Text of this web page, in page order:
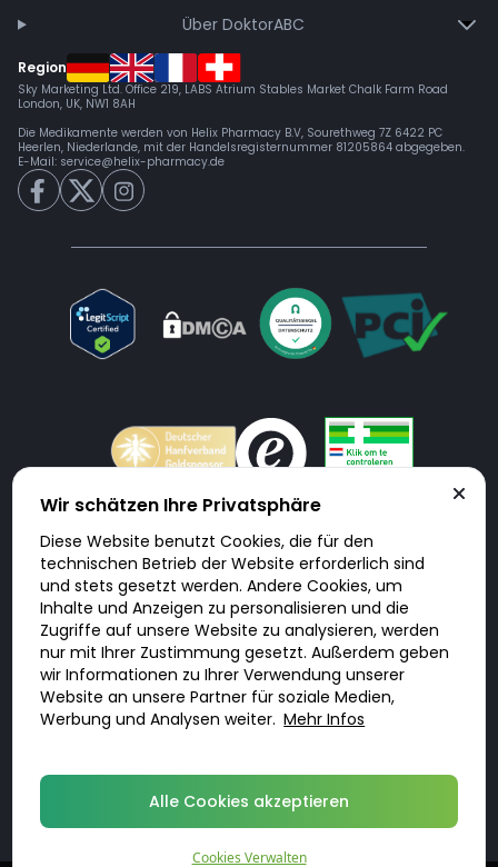
Über DoktorABC
Region
Sky Marketing Ltd. Office 219, LABS Atrium Stables Market Chalk Farm Road
London, UK, NW1 8AH
Die Medikamente werden von Helix Pharmacy B.V, Sourethweg 7Z 6422 PC
Heerlen, Niederlande, mit der Handelsregisternummer 81205864 abgegeben.
E-Mail: service@helix-pharmacy.de
Doktorabc.com ist eine Vermittlungsplattform. Doktorabc ist ausdrücklich
keine Internetapotheke. Doktorabc bietet keine Medikamente oder
sonstige Produkte an oder liefert diese. Jegliche Informationen zu
Produkten, Medikamenten und Preisen auf der Internetseite beinhalten
kein Angebot von Doktorabc an Sie. Für die Einhaltung der in Ihrem Land
geltenden Gesetze und sonstigen Rechtsvorschriften sind Sie als Nutzer
selbst verantwortlich. Die Nutzung unseres Services auf Doktorabc durch
Sie erfolgt auf eigenes Risiko und in eigener Verantwortung. Sie erklären,
diese Internetseite aus eigener Initiative zu besuchen und zu nutzen.
Wir schätzen Ihre Privatsphäre
Diese Website benutzt Cookies, die für den
technischen Betrieb der Website erforderlich sind
und stets gesetzt werden. Andere Cookies, um
Inhalte und Anzeigen zu personalisieren und die
Zugriffe auf unsere Website zu analysieren, werden
nur mit Ihrer Zustimmung gesetzt. Außerdem geben
wir Informationen zu Ihrer Verwendung unserer
Website an unsere Partner für soziale Medien,
Werbung und Analysen weiter. Mehr Infos
Alle Cookies akzeptieren
Cookies Verwalten